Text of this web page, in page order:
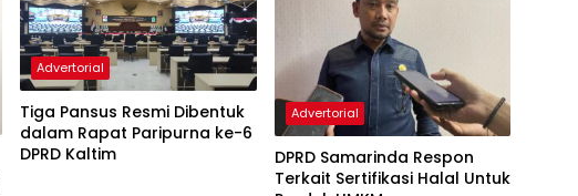
Advertorial
Tiga Pansus Resmi Dibentuk
dalam Rapat Paripurna ke-6
DPRD Kaltim
Advertorial
DPRD Samarinda Respon
Terkait Sertifikasi Halal Untuk